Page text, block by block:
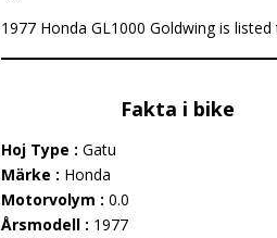
1977 Honda GL1000 Goldwing is
Fakta i bike
Hoj Type : Gatu
Märke : Honda
Motorvolym : 0.0
Årsmodell : 1977